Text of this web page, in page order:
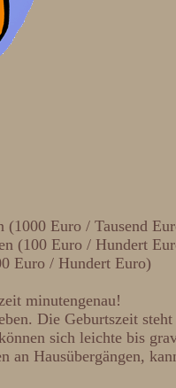
(1000 Euro / Tausend
(100 Euro / Hundert
Euro / Hundert Euro)
minutengenau!
Die Geburtszeit
sich leichte bis
Hausübergängen,